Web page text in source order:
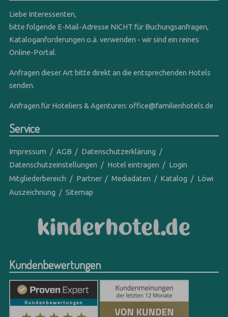
Liebe Interessenten,
bitte folgende E-Mail-Adresse NICHT für Buchungsanfragen,
Kataloganforderungen o.ä. verwenden - wir sind ein reines
Online-Portal.
Anfragen dieser Art bitte direkt an die entsprechenden Hotels
senden.
Anfragen für Hoteliers & Agenturen:office@familienhotels.de
Service
Impressum AGB
Datenschutzerklärung
Datenschutzeinstellungen
Hotel eintragen
Login
Mitgliederbereich
Partner Mediadaten Katalog
Löwi
Auszeichnung
Sitemap
Kundenbewertungen